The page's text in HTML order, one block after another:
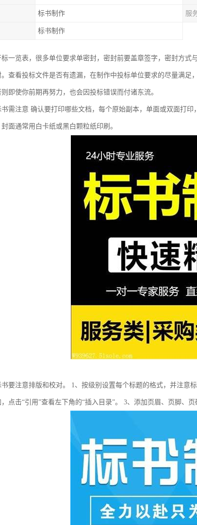
标书制作 服
标书制作
一览表，很多单位要求单密封，密封前要盖章签字，密封方
查看投标文件是否有遗漏，在制作中投标单位要求的尽量满
即使你前期再努力，也会因投标错误而付诸东流。
需注意 确认要打印哪些文档，每个原始副本，单面或双面打
面通常用白卡纸或黑白颗粒纸印刷。
要注意排版和校对。 1、按级别设置每个标题的格式，并注意
，点击“引用”查看左下角的“插入目录”。 3、添加页眉、页脚、